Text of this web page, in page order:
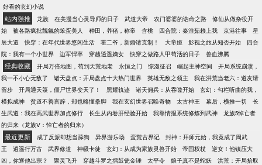
孽啊？！” 这个时候，金手指出现了：“你徒弟修炼你
编的功法入门，你直接功法大成，实力百倍于同境！”
ps：已有高订2万完本书《我宅了百年出门已无敌》，
感觉可入眼的，可以去老书转转哈^_^
好看的玄幻小说
站内强推 龙族 在美漫当心灵导师的日子 武道大帝 农门婆婆的诰命之路
修仙从做杂役开
始
被各路疯批觊觎的笨蛋美人 种田，养猪，称帝 含桃 四合院：秦淮茹赖上我 京港往事
星
辰大道
快穿：在年代世界悠闲生活 霍二爷，新婚请克制！ 大帝姬 影视之旅从知否开始
四合
院：我有一个小世界
边军悍卒 穿越逍遥嫡女 快穿之做路人甲苟活的日子 兽血沸腾
经典收藏 开局万倍地图，苟到天荒地老 永恒之门 综漫征召 崛起主神空间
开局系统崩溃，
我一不小心无敌了
诸天盘点：开局盘点十大热门世界 英雄无敌之领主
我在洪荒当老六：道友请
留步
开局通天箓，僵尸世界变天了！ 黑耀轨迹 诸天佣兵：从吞噬开始
玄幻：勾栏听曲的我，
模拟成神
贫道不善言辞，却也略懂拳脚 我在玄幻世界召唤奇物 太古神王 幕后，横推一切
长
生武道：我在高武世界加点修行
长生从内卷肝经验开始 我靠情报系统修炼到武神
龙族5悼亡者
的归来（龙族Ⅴ：悼亡者的归来）
最近更新 成了反派却想当舔狗 异界游乐场 蛮荒古界记
封神：拜师元始，我竟成了周武
王
逍遥行万古 武界修道 神级卡徒 玄幻：从成为家族灵兽开始 帝国权杖
逆女！他镇压大
凶，你逐他出宗？
聚灵飞升 穿越斗罗之擂鼓瓮金锤 太平令 娘子真不是蛇妖
洪荒：开局拾取